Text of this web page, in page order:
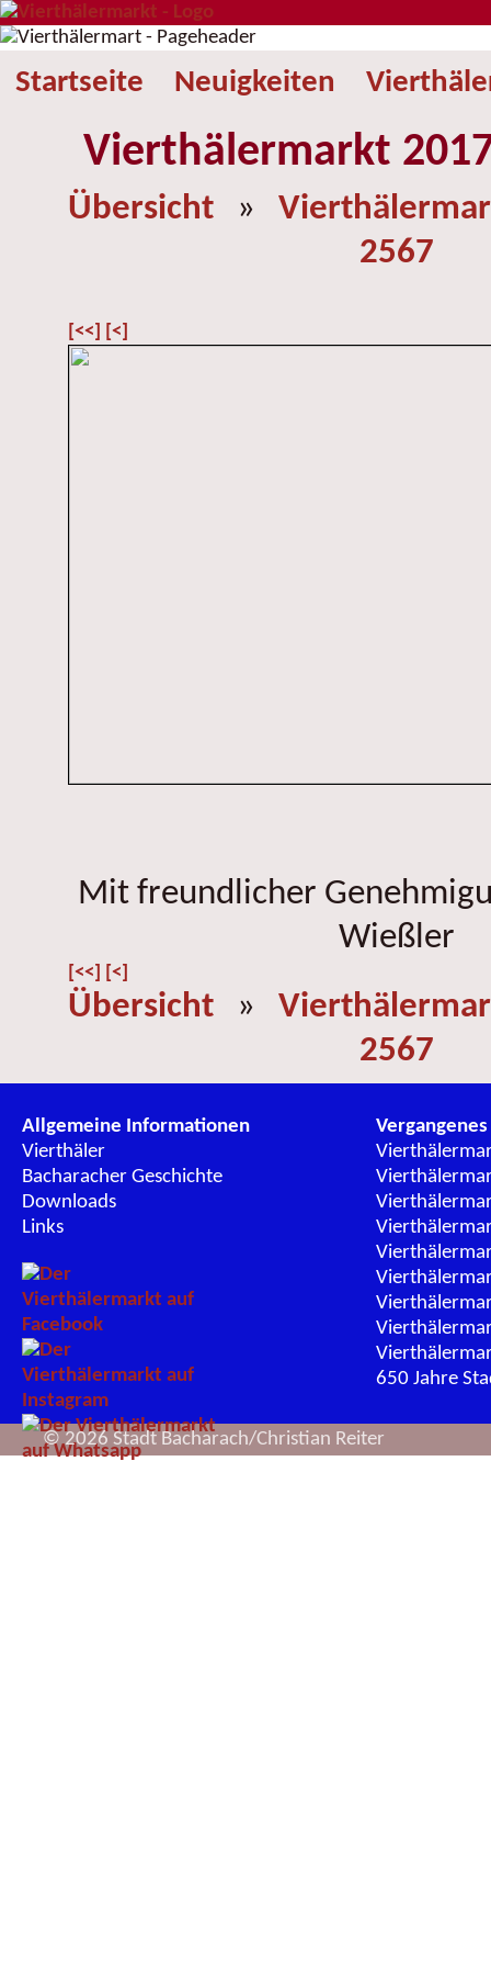
Startseite Neuigkeiten
Vierthälermarkt
Übersicht »
2567
[<<] [<]
Mit freundlicher
Wießler
[<<] [<]
Übersicht »
2567
Allgemeine Informationen
Vierthäler
Bacharacher Geschichte
Downloads
Links
Vergangenes
650 Jahre
© 2026 Stadt Bacharach/Christian Reiter